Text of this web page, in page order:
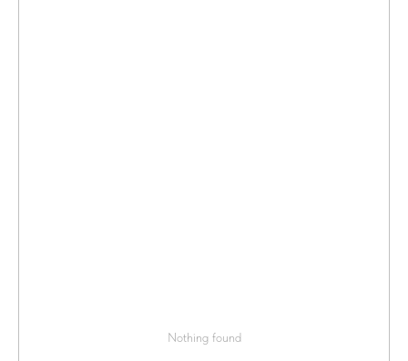
Nothing found